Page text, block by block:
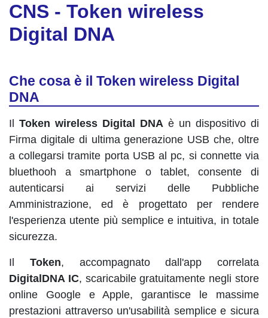
CNS - Token wireless
Digital DNA
Che cosa è il Token wireless Digital
DNA
Il Token wireless Digital DNA è un dispositivo di
Firma digitale di ultima generazione USB che, oltre
a collegarsi tramite porta USB al pc, si connette via
bluethooh a smartphone o tablet, consente di
autenticarsi ai servizi delle Pubbliche
Amministrazione, ed è progettato per rendere
l'esperienza utente più semplice e intuitiva, in totale
sicurezza.
Il Token, accompagnato dall'app correlata
DigitalDNA IC, scaricabile gratuitamente negli store
online Google e Apple, garantisce le massime
prestazioni attraverso un'usabilità semplice e sicura